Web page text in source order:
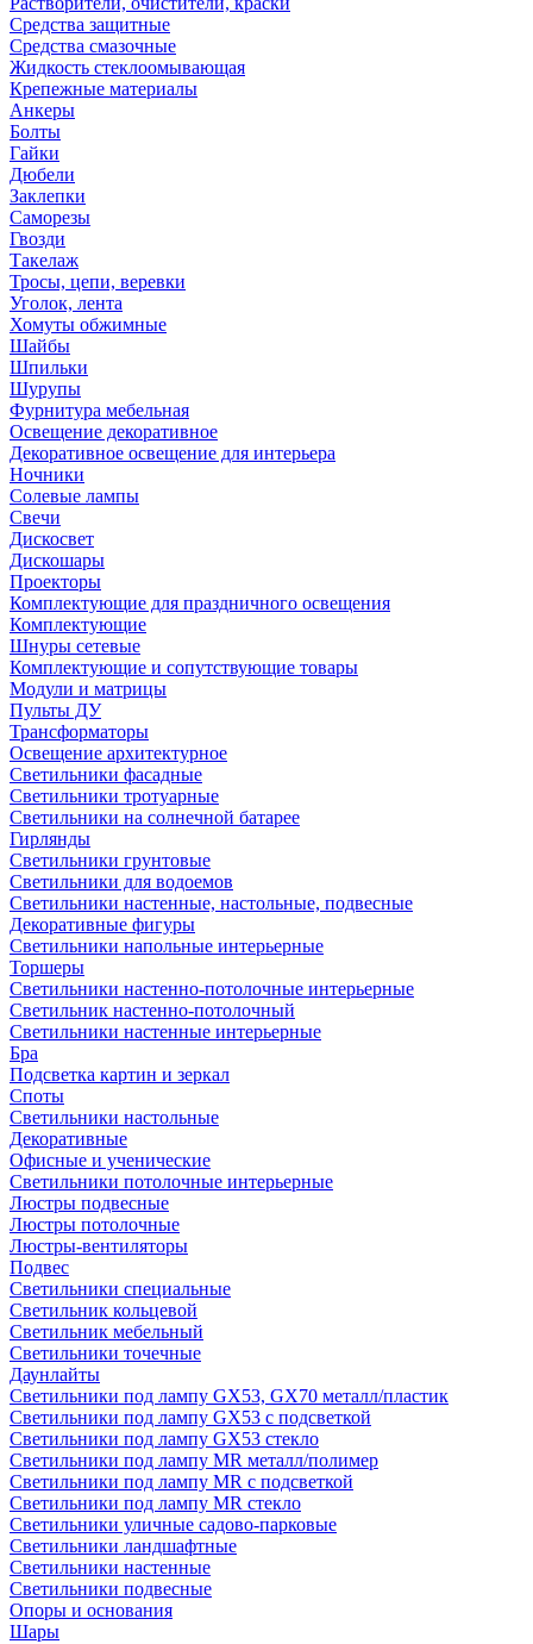
Средства защитные
Средства смазочные
Жидкость стеклоомывающая
Крепежные материалы
Анкеры
Болты
Гайки
Дюбели
Заклепки
Саморезы
Гвозди
Такелаж
Тросы, цепи, веревки
Уголок, лента
Хомуты обжимные
Шайбы
Шпильки
Шурупы
Фурнитура мебельная
Освещение декоративное
Декоративное освещение для интерьера
Ночники
Солевые лампы
Свечи
Дискосвет
Дискошары
Проекторы
Комплектующие для праздничного освещения
Комплектующие
Шнуры сетевые
Комплектующие и сопутствующие товары
Модули и матрицы
Пульты ДУ
Трансформаторы
Освещение архитектурное
Светильники фасадные
Светильники тротуарные
Светильники на солнечной батарее
Гирлянды
Светильники грунтовые
Светильники для водоемов
Светильники настенные, настольные, подвесные
Декоративные фигуры
Светильники напольные интерьерные
Торшеры
Светильники настенно-потолочные интерьерные
Светильник настенно-потолочный
Светильники настенные интерьерные
Бра
Подсветка картин и зеркал
Споты
Светильники настольные
Декоративные
Офисные и ученические
Светильники потолочные интерьерные
Люстры подвесные
Люстры потолочные
Люстры-вентиляторы
Подвес
Светильники специальные
Светильник кольцевой
Светильник мебельный
Светильники точечные
Даунлайты
Светильники под лампу GX53, GX70 металл/пластик
Светильники под лампу GX53 с подсветкой
Светильники под лампу GX53 стекло
Светильники под лампу MR металл/полимер
Светильники под лампу MR с подсветкой
Светильники под лампу MR стекло
Светильники уличные садово-парковые
Светильники ландшафтные
Светильники настенные
Светильники подвесные
Опоры и основания
Шары